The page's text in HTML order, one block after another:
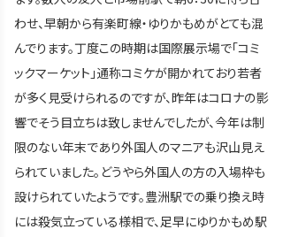
わせ、早朝から有楽町線・ゆりかもめがとても混
んでります。丁度この時期は国際展示場で「コミ
ックマーケット」通称コミケが開かれており若者
が多く見受けられるのですが、昨年はコロナの影
響でそう目立ちは致しませんでしたが、今年は制
限のない年末であり外国人のマニアも沢山見え
られていました。どうやら外国人の方の入場枠も
設けられていたようです。豊洲駅での乗り換え時
には殺気立っている様相で、足早にゆりかもめ駅